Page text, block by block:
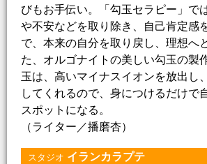
びもお手伝い。「勾玉セラピー」で
や不安などを取り除き、自己肯定感
で、本来の自分を取り戻し、理想へ
た、オルゴナイトの美しい勾玉の製
玉は、高いマイナスイオンを放出し
してくれるので、身につけるだけで
スポットになる。
（ライター／播磨杏）
スタジオ イランカラプテ